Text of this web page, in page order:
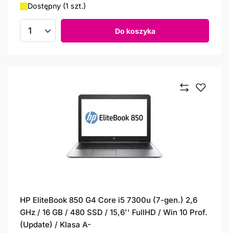
Dostępny (1 szt.)
Ilość produktów Do koszyka
HP EliteBook 850 G4 Core i5 7300u (7-gen.) 2,6
GHz / 16 GB / 480 SSD / 15,6'' FullHD / Win 10 Prof.
(Update) / Klasa A-